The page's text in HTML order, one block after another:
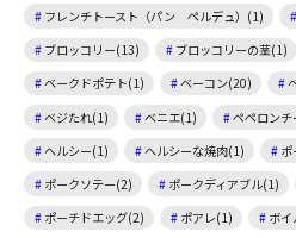
フレンチトースト（パン ペルデュ）(1)
ブロッコリー(13)
ブロッコリーの茎(1)
ベークドポテト(1)
ベーコン(20)
ベジたれ(1)
ベニエ(1) ペペロン
ヘルシー(1)
ヘルシーな焼肉(1)
ポークソテー(2)
ポークディアブル(1)
ポーチドエッグ(2)
ポアレ(1) ボ